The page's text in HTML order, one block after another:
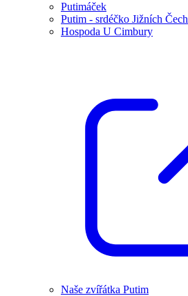
Putimáček
Putim - srdéčko Jižních Čech
Hospoda U Cimbury
Naše zvířátka Putim